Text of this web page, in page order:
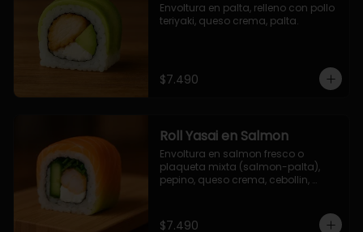
Envoltura en palta, relleno con pollo
teriyaki, queso crema, palta.
$7.490
Roll Yasai en Salmon
Envoltura en salmon fresco o
plaqueta mixta (salmon-palta),
pepino, queso crema, cebollin,
$7.490